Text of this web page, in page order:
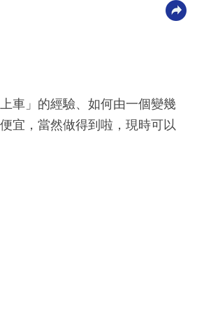
車」的經驗、如何由一個變幾
宜，當然做得到啦，現時可以